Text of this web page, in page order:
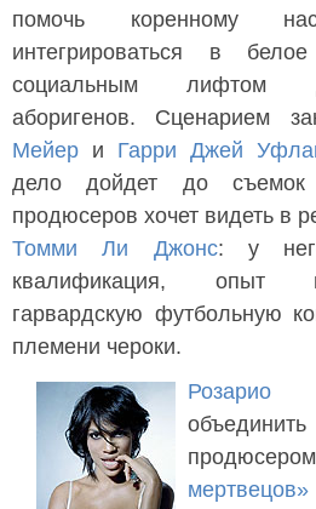
помочь коренному
интегрироваться в
социальным лифтом
аборигенов. Сценарием
Мейер и Гарри Джей
дело дойдет до съемок
продюсеров хочет видеть в
Томми Ли Джонс: у
квалификация, опыт
гарвардскую футбольную
племени чероки.
Розарио
мертвецов»